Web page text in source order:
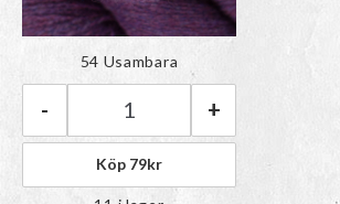
Färgen har lagts till i
paletten
BC Garn Bio Shetland
- +
54 Usambara
Köp 79kr